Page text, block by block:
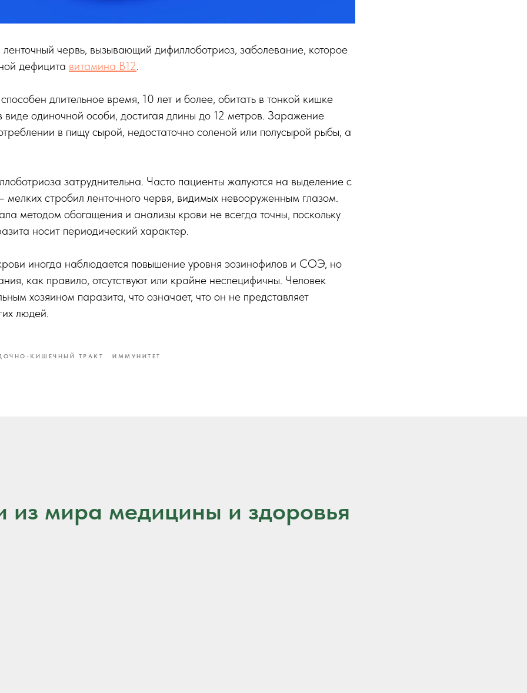
ленточный червь, вызывающий дифиллоботриоз, заболевание, которое
дефицита витамина B12.
способен длительное время, 10 лет и более, обитать в тонкой кишке
виде одиночной особи, достигая длины до 12 метров. Заражение
в пищу сырой, недостаточно соленой или полусырой рыбы, а
затруднительна. Часто пациенты жалуются на выделение с
мелких стробил ленточного червя, видимых невооруженным глазом.
методом обогащения и анализы крови не всегда точны, поскольку
носит периодический характер.
иногда наблюдается повышение уровня эозинофилов и СОЭ, но
как правило, отсутствуют или крайне неспецифичны. Человек
хозяином паразита, что означает, что он не представляет
людей.
КИШЕЧНЫЙ ТРАКТ ИММУНИТЕТ
из мира медицины и здоровья